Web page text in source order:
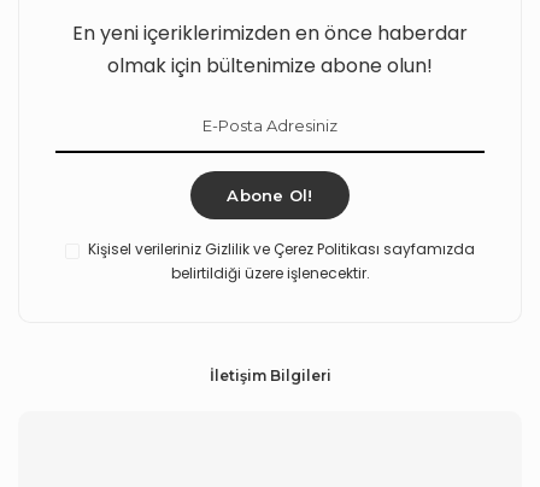
En yeni içeriklerimizden en önce haberdar
olmak için bültenimize abone olun!
Abone Ol!
Kişisel verileriniz Gizlilik ve Çerez Politikası sayfamızda
belirtildiği üzere işlenecektir.
İletişim Bilgileri